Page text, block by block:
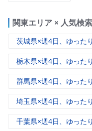
関東エリア × 人気検
茨城県×週4日、ゆった
栃木県×週4日、ゆった
群馬県×週4日、ゆった
埼玉県×週4日、ゆった
千葉県×週4日、ゆった